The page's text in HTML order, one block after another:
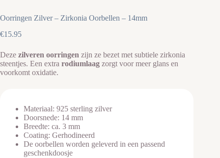
Oorringen Zilver – Zirkonia Oorbellen – 14mm
€15.95
Deze zilveren oorringen zijn ze bezet met subtiele zirkonia
steentjes. Een extra rodiumlaag zorgt voor meer glans en
voorkomt oxidatie.
Materiaal: 925 sterling zilver
Doorsnede: 14 mm
Breedte: ca. 3 mm
Coating: Gerhodineerd
De oorbellen worden geleverd in een passend
geschenkdoosje